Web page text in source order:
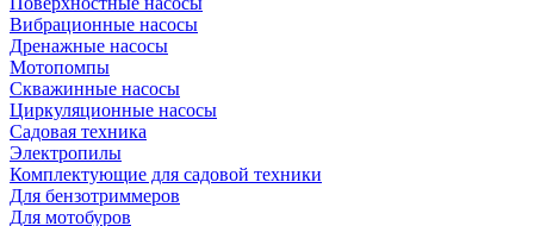
Вибрационные насосы
Дренажные насосы
Мотопомпы
Скважинные насосы
Циркуляционные насосы
Садовая техника
Электропилы
Комплектующие для садовой техники
Для бензотриммеров
Для мотобуров